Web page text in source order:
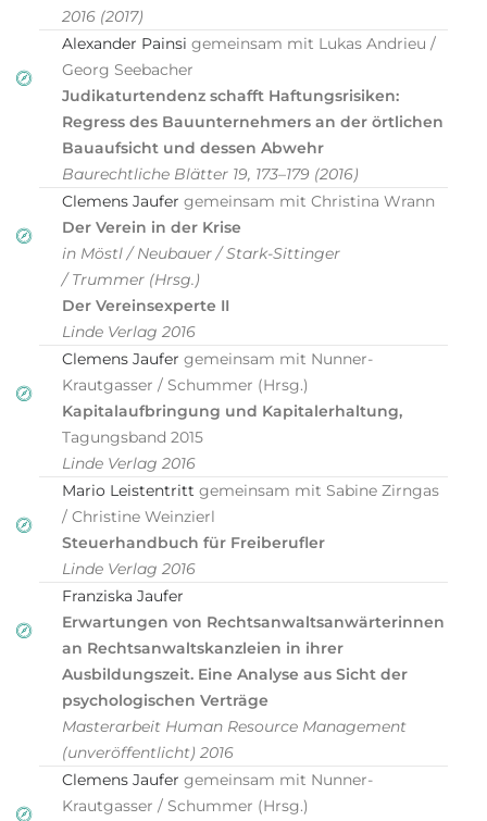
2016 (2017)
Alexander Painsi gemeinsam mit Lukas Andrieu /
Georg Seebacher
Judikaturtendenz schafft Haftungsrisiken:
Regress des Bauunternehmers an der örtlichen
Bauaufsicht und dessen Abwehr
Baurechtliche Blätter 19, 173–179 (2016)
Clemens Jaufer gemeinsam mit Christina Wrann
Der Verein in der Krise
in Möstl / Neubauer / Stark-Sittinger
/ Trummer (Hrsg.)
Der Vereinsexperte II
Linde Verlag 2016
Clemens Jaufer gemeinsam mit Nunner-
Krautgasser / Schummer (Hrsg.)
Kapitalaufbringung und Kapitalerhaltung,
Tagungsband 2015
Linde Verlag 2016
Mario Leistentritt gemeinsam mit Sabine Zirngas
/ Christine Weinzierl
Steuerhandbuch für Freiberufler
Linde Verlag 2016
Franziska Jaufer
Erwartungen von Rechtsanwaltsanwärterinnen
an Rechtsanwaltskanzleien in ihrer
Ausbildungszeit. Eine Analyse aus Sicht der
psychologischen Verträge
Masterarbeit Human Resource Management
(unveröffentlicht) 2016
Clemens Jaufer gemeinsam mit Nunner-
Krautgasser / Schummer (Hrsg.)